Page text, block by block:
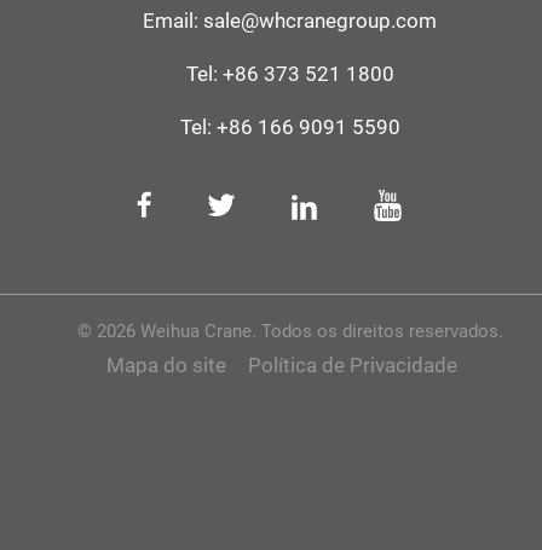
Email: sale@whcranegroup.com
Tel: +86 373 521 1800
Tel: +86 166 9091 5590
© 2026 Weihua Crane. Todos os direitos reservados.
Mapa do site Política de Privacidade